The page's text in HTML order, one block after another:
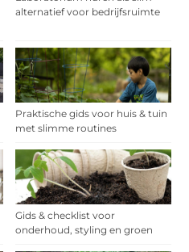
alternatief voor bedrijfsruimte
Praktische gids voor huis & tuin
met slimme routines
Gids & checklist voor
onderhoud, styling en groen